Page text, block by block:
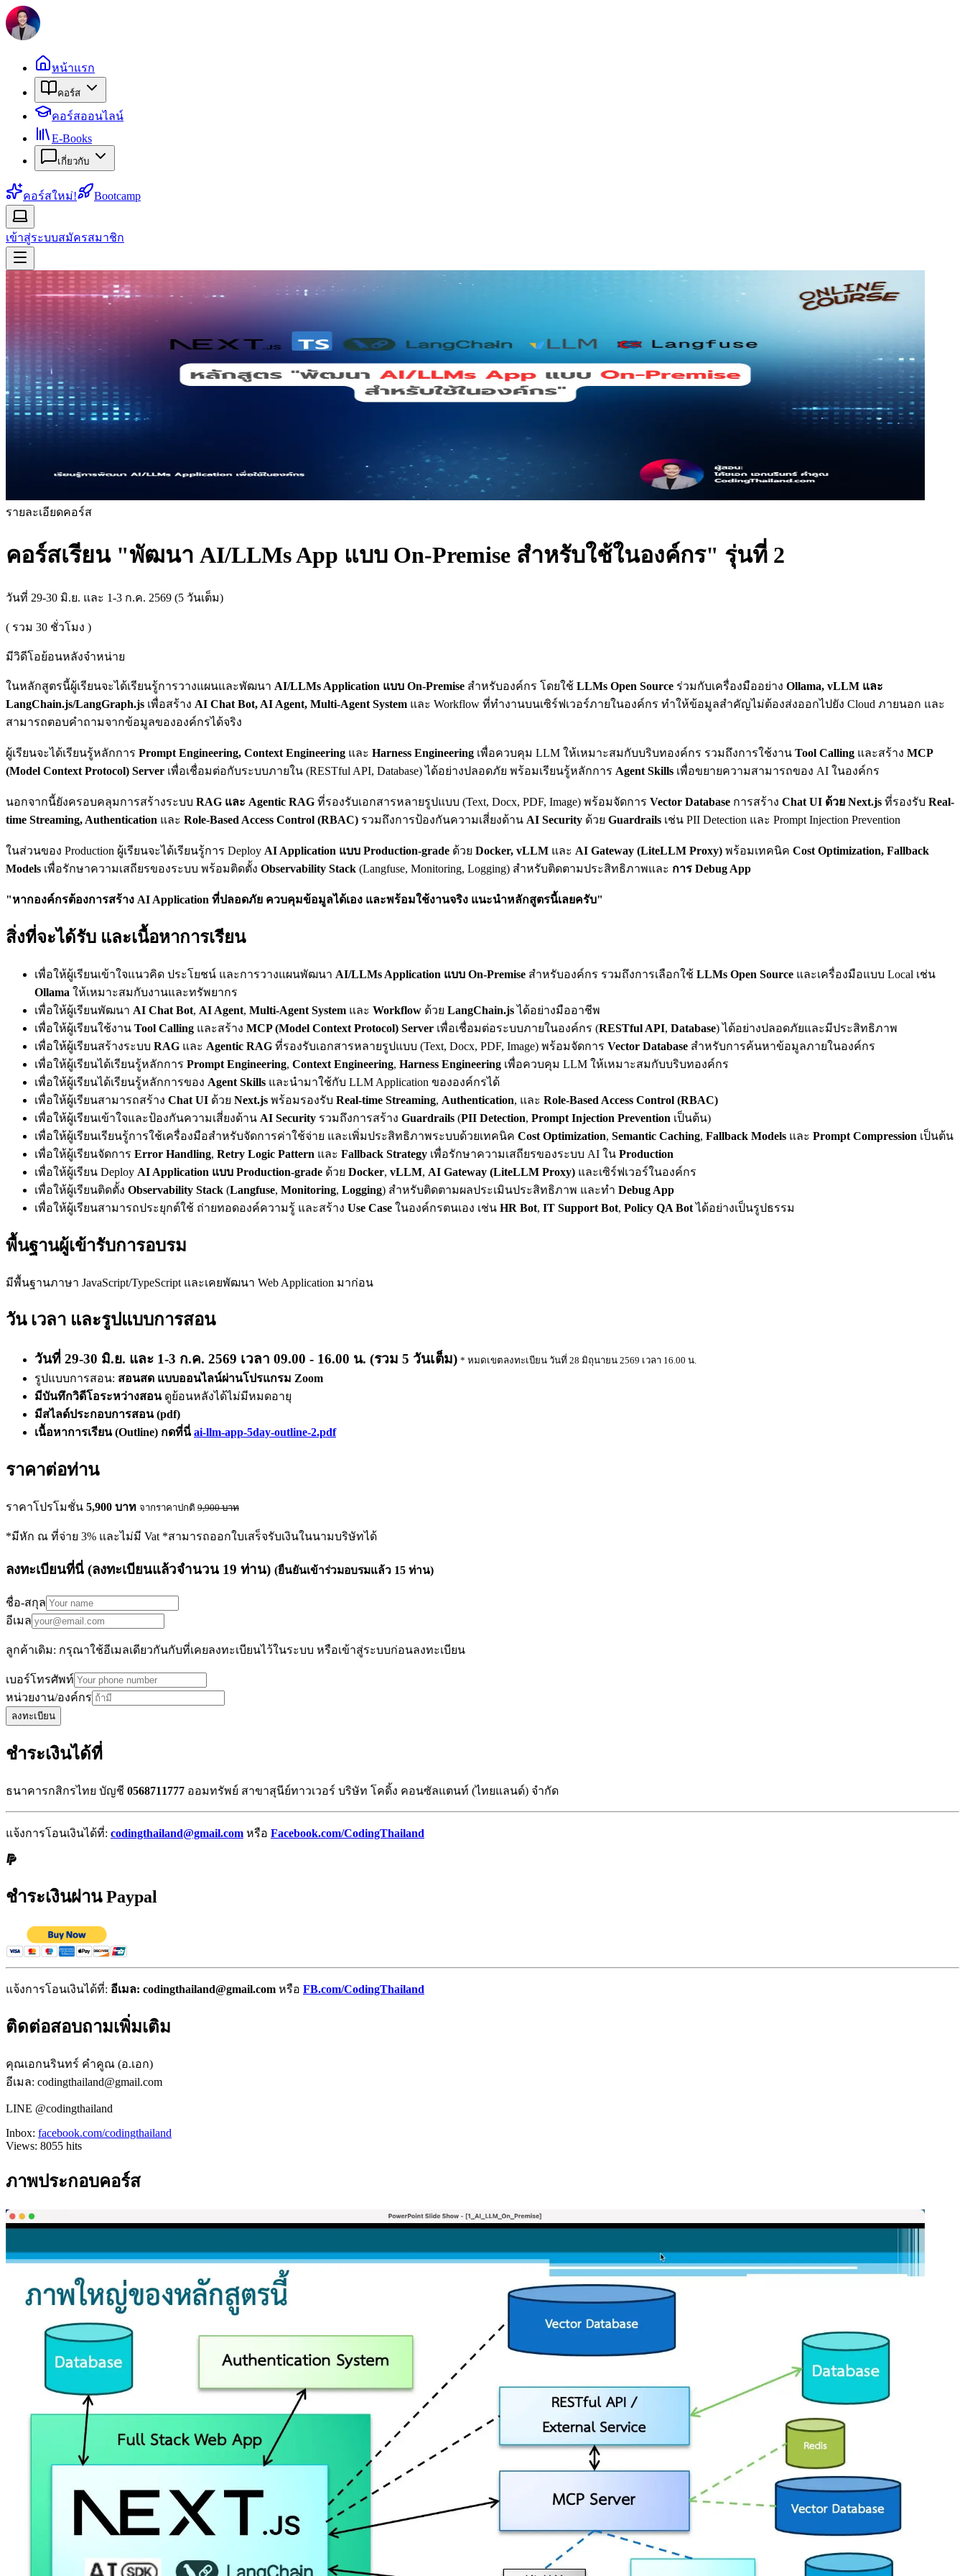
หน้าแรก
คอร์ส
คอร์สออนไลน์
E-Books
เกี่ยวกับ
คอร์สใหม่! Bootcamp
เข้าสู่ระบบสมัครสมาชิก
รายละเอียดคอร์ส
คอร์สเรียน "พัฒนา AI/LLMs App แบบ On-Premise สำหรับใช้ในองค์กร" รุ่นที่ 2
วันที่ 29-30 มิ.ย. และ 1-3 ก.ค. 2569 (5 วันเต็ม)
( รวม 30 ชั่วโมง )
มีวิดีโอย้อนหลังจำหน่าย
ในหลักสูตรนี้ผู้เรียนจะได้เรียนรู้การวางแผนและพัฒนา AI/LLMs Application แบบ On-Premise สำหรับองค์กร โดยใช้ LLMs Open Source ร่วมกับเครื่องมืออย่าง Ollama, vLLM และ
LangChain.js/LangGraph.js เพื่อสร้าง AI Chat Bot, AI Agent, Multi-Agent System และ Workflow ที่ทำงานบนเซิร์ฟเวอร์ภายในองค์กร ทำให้ข้อมูลสำคัญไม่ต้องส่งออกไปยัง Cloud ภายนอก และ
สามารถตอบคำถามจากข้อมูลขององค์กรได้จริง
ผู้เรียนจะได้เรียนรู้หลักการ Prompt Engineering, Context Engineering และ Harness Engineering เพื่อควบคุม LLM ให้เหมาะสมกับบริบทองค์กร รวมถึงการใช้งาน Tool Calling และสร้าง MCP
(Model Context Protocol) Server เพื่อเชื่อมต่อกับระบบภายใน (RESTful API, Database) ได้อย่างปลอดภัย พร้อมเรียนรู้หลักการ Agent Skills เพื่อขยายความสามารถของ AI ในองค์กร
นอกจากนี้ยังครอบคลุมการสร้างระบบ RAG และ Agentic RAG ที่รองรับเอกสารหลายรูปแบบ (Text, Docx, PDF, Image) พร้อมจัดการ Vector Database การสร้าง Chat UI ด้วย Next.js ที่รองรับ Real-
time Streaming, Authentication และ Role-Based Access Control (RBAC) รวมถึงการป้องกันความเสี่ยงด้าน AI Security ด้วย Guardrails เช่น PII Detection และ Prompt Injection Prevention
ในส่วนของ Production ผู้เรียนจะได้เรียนรู้การ Deploy AI Application แบบ Production-grade ด้วย Docker, vLLM และ AI Gateway (LiteLLM Proxy) พร้อมเทคนิค Cost Optimization, Fallback
Models เพื่อรักษาความเสถียรของระบบ พร้อมติดตั้ง Observability Stack (Langfuse, Monitoring, Logging) สำหรับติดตามประสิทธิภาพและ การ Debug App
"หากองค์กรต้องการสร้าง AI Application ที่ปลอดภัย ควบคุมข้อมูลได้เอง และพร้อมใช้งานจริง แนะนำหลักสูตรนี้เลยครับ"
สิ่งที่จะได้รับ และเนื้อหาการเรียน
เพื่อให้ผู้เรียนเข้าใจแนวคิด ประโยชน์ และการวางแผนพัฒนา AI/LLMs Application แบบ On-Premise สำหรับองค์กร รวมถึงการเลือกใช้ LLMs Open Source และเครื่องมือแบบ Local เช่น
Ollama ให้เหมาะสมกับงานและทรัพยากร
เพื่อให้ผู้เรียนพัฒนา AI Chat Bot, AI Agent, Multi-Agent System และ Workflow ด้วย LangChain.jsได้อย่างมืออาชีพ
เพื่อให้ผู้เรียนใช้งาน Tool Calling และสร้าง MCP (Model Context Protocol) Server เพื่อเชื่อมต่อระบบภายในองค์กร (RESTful API, Database) ได้อย่างปลอดภัยและมีประสิทธิภาพ
เพื่อให้ผู้เรียนสร้างระบบ RAG และ Agentic RAG ที่รองรับเอกสารหลายรูปแบบ (Text, Docx, PDF, Image) พร้อมจัดการ Vector Database สำหรับการค้นหาข้อมูลภายในองค์กร
เพื่อให้ผู้เรียนได้เรียนรู้หลักการ Prompt Engineering, Context Engineering, Harness Engineering เพื่อควบคุม LLM ให้เหมาะสมกับบริบทองค์กร
เพื่อให้ผู้เรียนได้เรียนรู้หลักการของ Agent Skills และนำมาใช้กับ LLM Application ขององค์กรได้
เพื่อให้ผู้เรียนสามารถสร้าง Chat UI ด้วย Next.js พร้อมรองรับ Real-time Streaming, Authentication, และ Role-Based Access Control (RBAC)
เพื่อให้ผู้เรียนเข้าใจและป้องกันความเสี่ยงด้าน AI Security รวมถึงการสร้าง Guardrails (PII Detection, Prompt Injection Prevention เป็นต้น)
เพื่อให้ผู้เรียนเรียนรู้การใช้เครื่องมือสำหรับจัดการค่าใช้จ่าย และเพิ่มประสิทธิภาพระบบด้วยเทคนิค Cost Optimization, Semantic Caching, Fallback Models และ Prompt Compression เป็นต้น
เพื่อให้ผู้เรียนจัดการ Error Handling, Retry Logic Pattern และ Fallback Strategy เพื่อรักษาความเสถียรของระบบ AI ใน Production
เพื่อให้ผู้เรียน Deploy AI Application แบบ Production-grade ด้วย Docker, vLLM, AI Gateway (LiteLLM Proxy) และเซิร์ฟเวอร์ในองค์กร
เพื่อให้ผู้เรียนติดตั้ง Observability Stack (Langfuse, Monitoring, Logging) สำหรับติดตามผลประเมินประสิทธิภาพ และทำ Debug App
เพื่อให้ผู้เรียนสามารถประยุกต์ใช้ ถ่ายทอดองค์ความรู้ และสร้าง Use Case ในองค์กรตนเอง เช่น HR Bot, IT Support Bot, Policy QA Botได้อย่างเป็นรูปธรรม
พื้นฐานผู้เข้ารับการอบรม
มีพื้นฐานภาษา JavaScript/TypeScript และเคยพัฒนา Web Application มาก่อน
วัน เวลา และรูปแบบการสอน
วันที่ 29-30 มิ.ย. และ 1-3 ก.ค. 2569 เวลา 09.00 - 16.00 น. (รวม 5 วันเต็ม) * หมดเขตลงทะเบียน วันที่ 28 มิถุนายน 2569 เวลา 16.00 น.
รูปแบบการสอน: สอนสด แบบออนไลน์ผ่านโปรแกรม Zoom
มีบันทึกวิดีโอระหว่างสอนดูย้อนหลังได้ไม่มีหมดอายุ
มีสไลด์ประกอบการสอน (pdf)
เนื้อหาการเรียน (Outline) กดที่นี่ai-llm-app-5day-outline​-2.pdf
ราคาต่อท่าน
ราคาโปรโมชั่น 5,900 บาท จากราคาปกติ 9,900บาท
*มีหัก ณ ที่จ่าย 3% และไม่มี Vat *สามารถออกใบเสร็จรับเงินในนามบริษัทได้
ลงทะเบียนที่นี่ (ลงทะเบียนแล้วจำนวน 19 ท่าน) (ยืนยันเข้าร่วมอบรมแล้ว 15 ท่าน)
ชื่อ-สกุล
อีเมล
ลูกค้าเดิม: กรุณาใช้อีเมลเดียวกันกับที่เคยลงทะเบียนไว้ในระบบ หรือเข้าสู่ระบบก่อนลงทะเบียน
เบอร์โทรศัพท์
หน่วยงาน/องค์กร
ลงทะเบียน
ชำระเงินได้ที่
ธนาคารกสิกรไทย บัญชี 0568711777 ออมทรัพย์ สาขาสุนีย์ทาวเวอร์ บริษัท โคดิ้ง คอนซัลแตนท์ (ไทยแลนด์) จำกัด
แจ้งการโอนเงินได้ที่: codingthailand@gmail.com หรือ Facebook.com/CodingThailand
ชำระเงินผ่าน Paypal
แจ้งการโอนเงินได้ที่: อีเมล: codingthailand@gmail.com หรือ FB.com/CodingThailand
ติดต่อสอบถามเพิ่มเติม
คุณเอกนรินทร์ คำคูณ (อ.เอก)
อีเมล: codingthailand@gmail.com
LINE @codingthailand
Inbox: facebook.com/codingthailand
Views: 8055 hits
ภาพประกอบคอร์ส